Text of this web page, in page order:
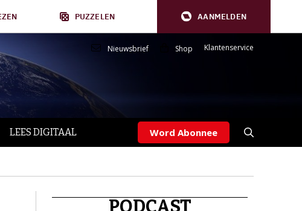
PUZZELEN AANMELDEN
Nieuwsbrief Shop Klantenservice
LEES DIGITAAL Word Abonnee